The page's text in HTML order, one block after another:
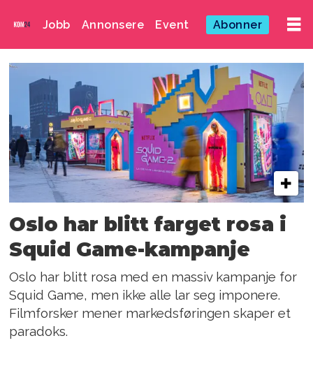
Jobb Annonsere Event Abonner
Emne:
antikapitalisme
Oslo har blitt farget rosa i
Squid Game-kampanje
Oslo har blitt rosa med en massiv kampanje for
Squid Game, men ikke alle lar seg imponere.
Filmforsker mener markedsføringen skaper et
paradoks.